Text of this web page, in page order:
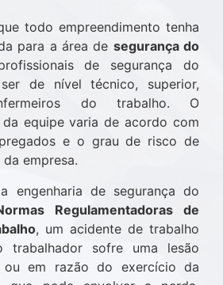
todo empreendimento tenha
para a área de segurança do
de segurança do
de nível técnico, superior,
do trabalho. O
da equipe varia de acordo com
e o grau de risco de
empresa.
engenharia de segurança do
Regulamentadoras de
, um acidente de trabalho
trabalhador sofre uma lesão
ou em razão do exercício da